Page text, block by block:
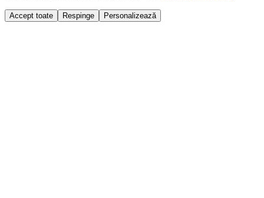
Accept toate Respinge Personalizează